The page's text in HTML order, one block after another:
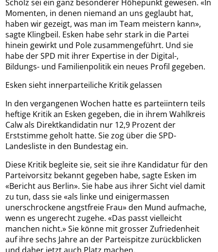
Scholz sei ein ganz besonderer Höhepunkt gewesen. «In
Momenten, in denen niemand an uns geglaubt hat,
haben wir gezeigt, was man im Team meistern kann»,
sagte Klingbeil. Esken habe sehr stark in die Partei
hinein gewirkt und Pole zusammengeführt. Und sie
habe der SPD mit ihrer Expertise in der Digital-,
Bildungs- und Familienpolitik ein neues Profil gegeben.
Esken sieht innerparteiliche Kritik gelassen
In den vergangenen Wochen hatte es parteiintern teils
heftige Kritik an Esken gegeben, die in ihrem Wahlkreis
Calw als Direktkandidatin nur 12,9 Prozent der
Erststimme geholt hatte. Sie zog über die SPD-
Landesliste in den Bundestag ein.
Diese Kritik begleite sie, seit sie ihre Kandidatur für den
Parteivorsitz bekannt gegeben habe, sagte Esken im
«Bericht aus Berlin». Sie habe aus ihrer Sicht viel damit
zu tun, dass sie «als linke und einigermassen
unerschrockene angstfreie Frau» den Mund aufmache,
wenn es ungerecht zugehe. «Das passt vielleicht
manchen nicht.» Sie könne mit grosser Zufriedenheit
auf ihre sechs Jahre an der Parteispitze zurückblicken